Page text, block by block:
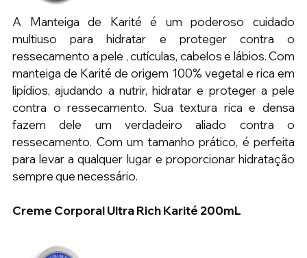
A Manteiga de Karité é um poderoso cuidado
multiuso para hidratar e proteger contra o
ressecamento a pele , cutículas, cabelos e lábios. Com
manteiga de Karité de origem 100% vegetal e rica em
lipídios, ajudando a nutrir, hidratar e proteger a pele
contra o ressecamento. Sua textura rica e densa
fazem dele um verdadeiro aliado contra o
ressecamento. Com um tamanho prático, é perfeita
para levar a qualquer lugar e proporcionar hidratação
sempre que necessário.
Creme Corporal Ultra Rich Karité 200mL